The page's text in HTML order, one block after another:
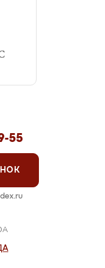
55